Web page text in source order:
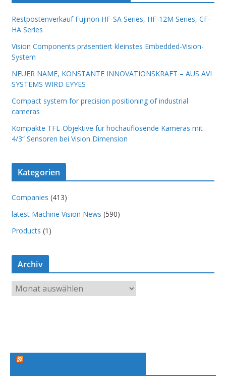
Restpostenverkauf Fujinon HF-SA Series, HF-12M Series, CF-
HA Series
Vision Components präsentiert kleinstes Embedded-Vision-
System
NEUER NAME, KONSTANTE INNOVATIONSKRAFT – AUS AVI
SYSTEMS WIRD EYYES
Compact system for precision positioning of industrial
cameras
Kompakte TFL-Objektive für hochauflösende Kameras mit
4/3“ Sensoren bei Vision Dimension
Kategorien
Companies (413)
latest Machine Vision News (590)
Products (1)
Archiv
r